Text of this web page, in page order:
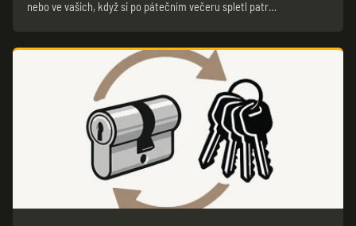
nebo ve vašich, když si po pátečním večeru spletl patr…